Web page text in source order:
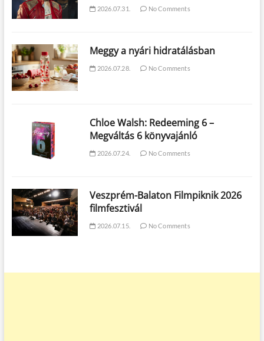
2026.07.31. No Comments
Meggy a nyári hidratálásban
2026.07.28. No Comments
Chloe Walsh: Redeeming 6 –
Megváltás 6 könyvajánló
2026.07.24. No Comments
Veszprém-Balaton Filmpiknik 2026
filmfesztivál
2026.07.15. No Comments